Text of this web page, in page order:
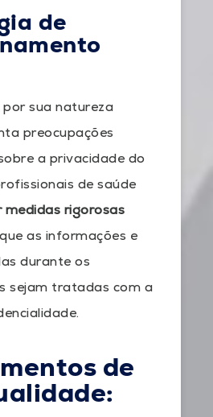
de
sua natureza
preocupações
a privacidade do
de saúde
rigorosas
as informações e
durante os
sejam tratadas com a
de